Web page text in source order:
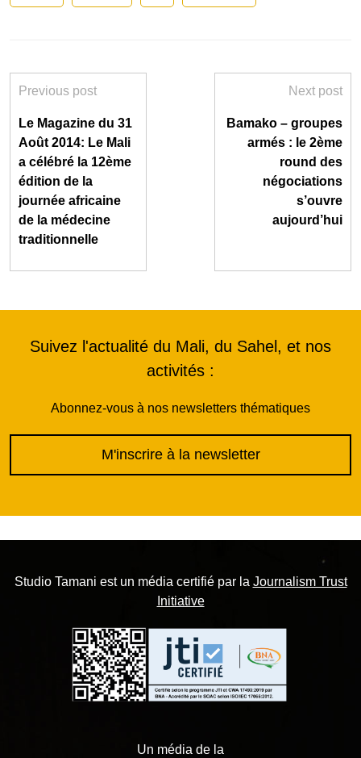
Previous post
Le Magazine du 31
Août 2014: Le Mali
a célébré la 12ème
édition de la
journée africaine
de la médecine
traditionnelle
Next post
Bamako – groupes
armés : le 2ème
round des
négociations
s’ouvre
aujourd’hui
Suivez l'actualité du Mali, du Sahel, et nos
activités :
Abonnez-vous à nos newsletters thématiques
M'inscrire à la newsletter
Studio Tamani est un média certifié par la Journalism Trust
Initiative
Un média de la